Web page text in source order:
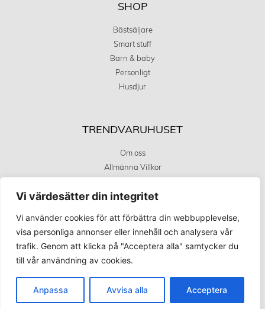
Vi värdesätter din integritet
Vi använder cookies för att förbättra din webbupplevelse,
visa personliga annonser eller innehåll och analysera vår
trafik. Genom att klicka på "Acceptera alla" samtycker du
till vår användning av cookies.
Anpassa Avvisa alla Acceptera
SHOP
Bästsäljare
Smart stuff
Barn & baby
Personligt
Husdjur
TRENDVARUHUSET
Om oss
Allmänna Villkor
Kundservice
KÖPINFORMATION
Frakt och leverans
Retur